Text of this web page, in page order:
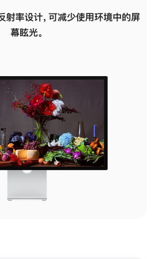
射率设计，可减少使用环境中的屏
幕眩光。